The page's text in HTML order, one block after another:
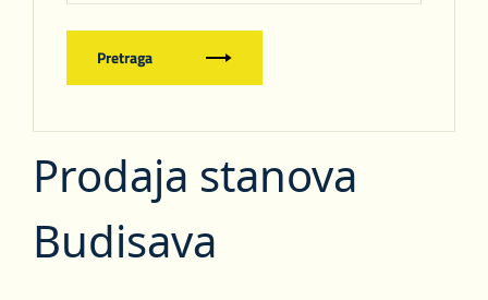
Pretraga
Prodaja stanova
Budisava